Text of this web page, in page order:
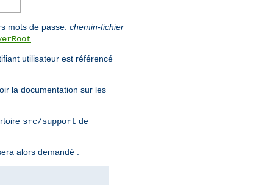
mots de passe. chemin-fichier
utilisateur est référencé
la documentation sur les
src/support de
alors demandé :